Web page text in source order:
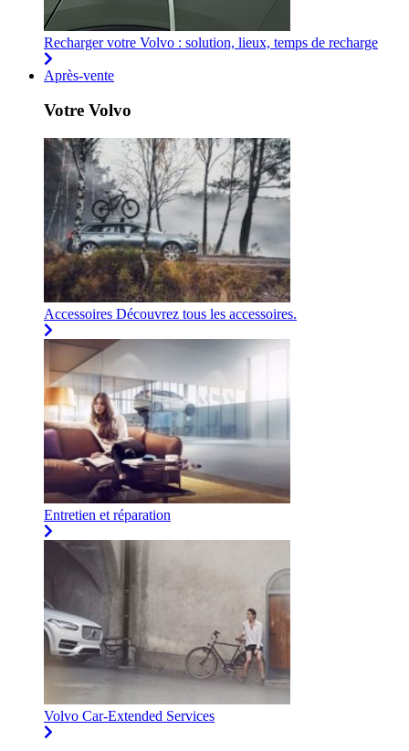
Recharger votre Volvo : solution, lieux, temps de recharge
Après-vente
Votre Volvo
Accessoires Découvrez tous les accessoires.
Entretien et réparation
Volvo Car-Extended Services